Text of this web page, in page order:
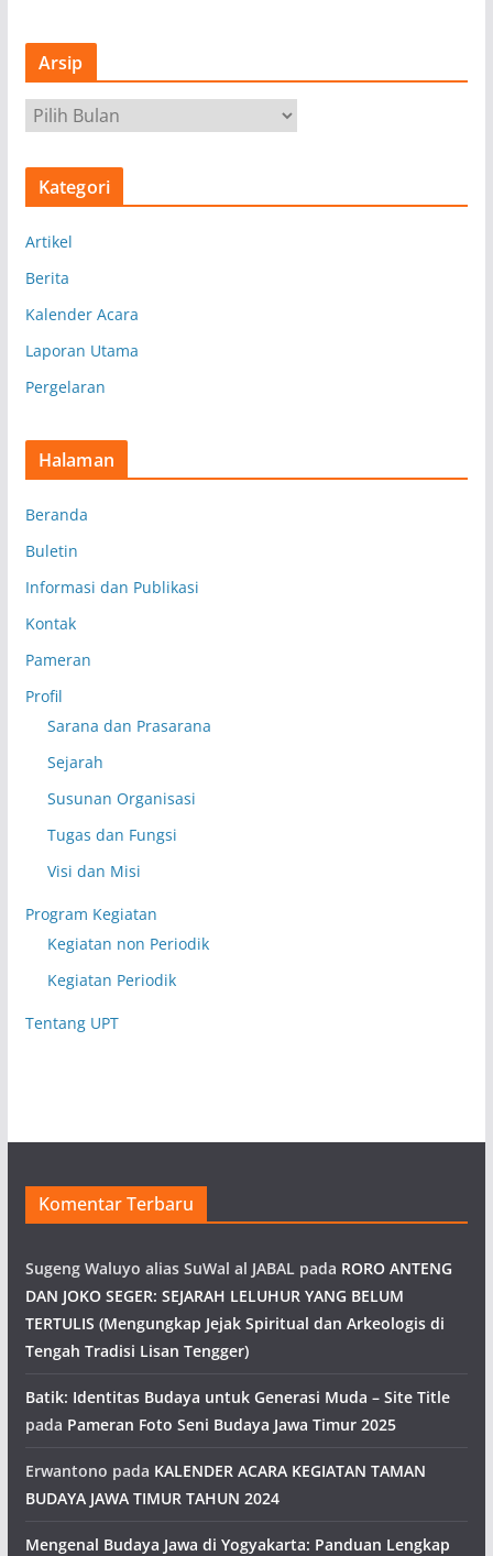
Arsip
r
s
Kategori
Artikel
Berita
Kalender Acara
Laporan Utama
Pergelaran
Halaman
Beranda
Buletin
Informasi dan Publikasi
Kontak
Pameran
Profil
Sarana dan Prasarana
Sejarah
Susunan Organisasi
Tugas dan Fungsi
Visi dan Misi
Program Kegiatan
Kegiatan non Periodik
Kegiatan Periodik
Tentang UPT
Komentar Terbaru
Sugeng Waluyo alias SuWal al JABAL pada RORO ANTENG
DAN JOKO SEGER: SEJARAH LELUHUR YANG BELUM
TERTULIS (Mengungkap Jejak Spiritual dan Arkeologis di
Tengah Tradisi Lisan Tengger)
Batik: Identitas Budaya untuk Generasi Muda – Site Title
pada Pameran Foto Seni Budaya Jawa Timur 2025
Erwantono pada KALENDER ACARA KEGIATAN TAMAN
BUDAYA JAWA TIMUR TAHUN 2024
Mengenal Budaya Jawa di Yogyakarta: Panduan Lengkap